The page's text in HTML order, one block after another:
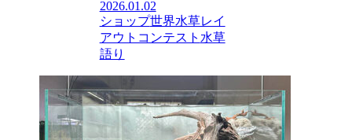
2026.01.02
ショップ世界水草レイ
アウトコンテスト 水草
語り